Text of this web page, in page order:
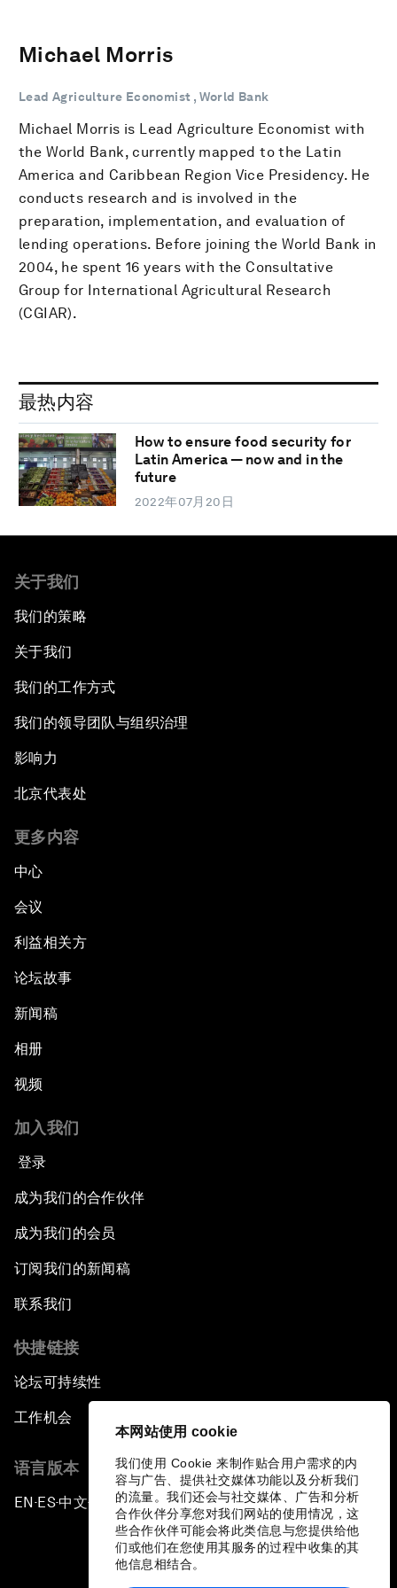
本网站使用 cookie
我们使用 Cookie 来制作贴合用户需求的内
容与广告、提供社交媒体功能以及分析我们
的流量。我们还会与社交媒体、广告和分析
合作伙伴分享您对我们网站的使用情况，这
些合作伙伴可能会将此类信息与您提供给他
们或他们在您使用其服务的过程中收集的其
他信息相结合。
Michael Morris
Lead Agriculture Economist , World Bank
Michael Morris is Lead Agriculture Economist with
the World Bank, currently mapped to the Latin
America and Caribbean Region Vice Presidency. He
conducts research and is involved in the
preparation, implementation, and evaluation of
lending operations. Before joining the World Bank in
2004, he spent 16 years with the Consultative
Group for International Agricultural Research
(CGIAR).
最热内容
How to ensure food security for
Latin America — now and in the
future
2022年07月20日
关于我们
我们的策略
关于我们
我们的工作方式
我们的领导团队与组织治理
影响力
北京代表处
更多内容
中心
会议
利益相关方
论坛故事
新闻稿
相册
视频
加入我们
登录
成为我们的合作伙伴
成为我们的会员
订阅我们的新闻稿
联系我们
快捷链接
论坛可持续性
工作机会
语言版本
EN ▪ ES▪中文▪ 日本語